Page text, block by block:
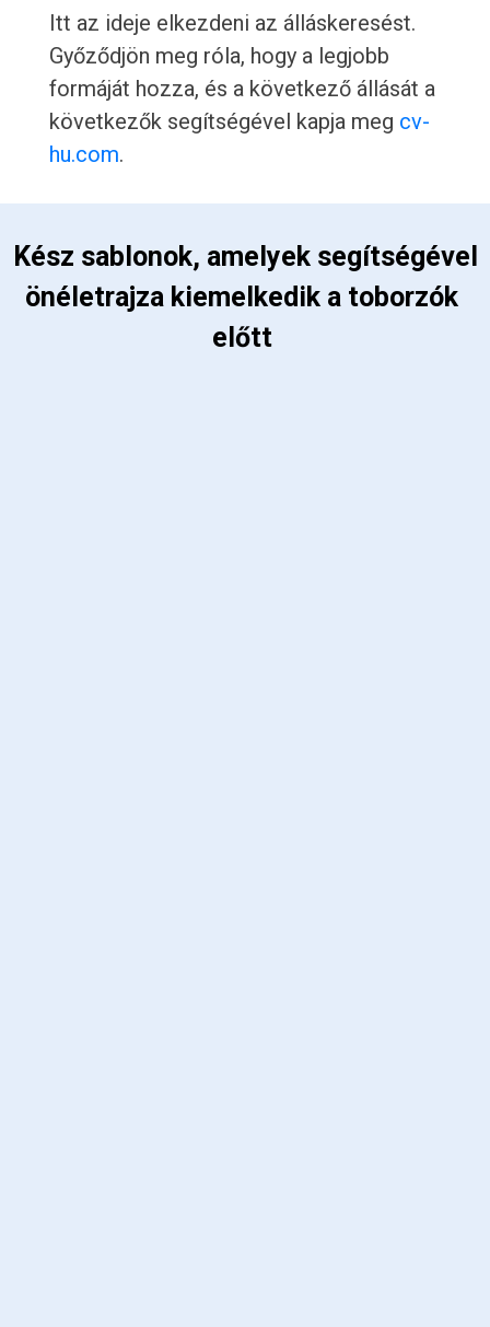
Itt az ideje elkezdeni az álláskeresést.
Győződjön meg róla, hogy a legjobb
formáját hozza, és a következő állását a
következők segítségével kapja meg cv-
hu.com.
önéletrajza kiemelkedik a toborzók
előtt